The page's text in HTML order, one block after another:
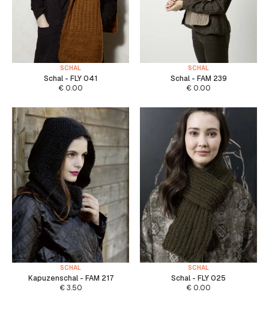
SCHAL
Schal - FLY 041
€ 0.00
SCHAL
Schal - FAM 239
€ 0.00
SCHAL
Kapuzenschal - FAM 217
€3.50
SCHAL
Schal - FLY 025
€ 0.00